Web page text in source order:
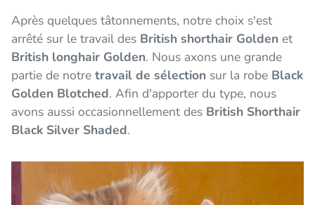
Après quelques tâtonnements, notre choix s'est
arrêté sur le travail des British shorthair Golden et
British longhair Golden. Nous axons une grande
partie de notre travail de sélection sur la robe Black
Golden Blotched. Afin d'apporter du type, nous
avons aussi occasionnellement des British Shorthair
Black Silver Shaded.